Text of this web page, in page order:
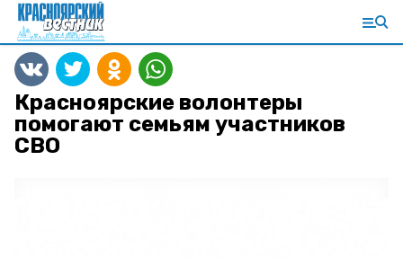
Красноярские волонтеры
помогают семьям участников
СВО